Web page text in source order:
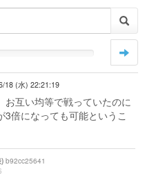
18 (水) 22:21:19
互い均等で戦っていたのに
倍になっても可能というこ
b92cc25641